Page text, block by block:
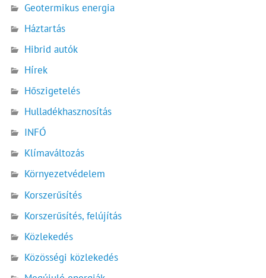
Geotermikus energia
Háztartás
Hibrid autók
Hírek
Hőszigetelés
Hulladékhasznosítás
INFÓ
Klímaváltozás
Környezetvédelem
Korszerűsítés
Korszerűsítés, felújítás
Közlekedés
Közösségi közlekedés